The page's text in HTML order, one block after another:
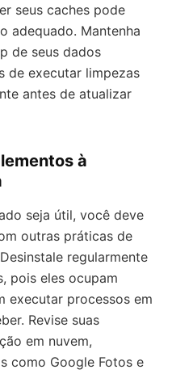
seus caches pode
adequado. Mantenha
de seus dados
de executar limpezas
antes de atualizar
à
seja útil, você deve
outras práticas de
regularmente
pois eles ocupam
executar processos em
Revise suas
em nuvem,
como Google Fotos e